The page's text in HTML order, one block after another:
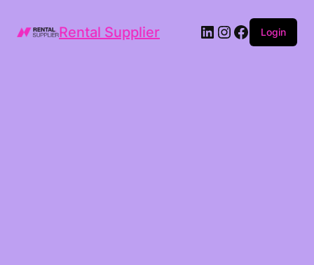
Rental Supplier LinkedIn
Instagram
Facebook
Login